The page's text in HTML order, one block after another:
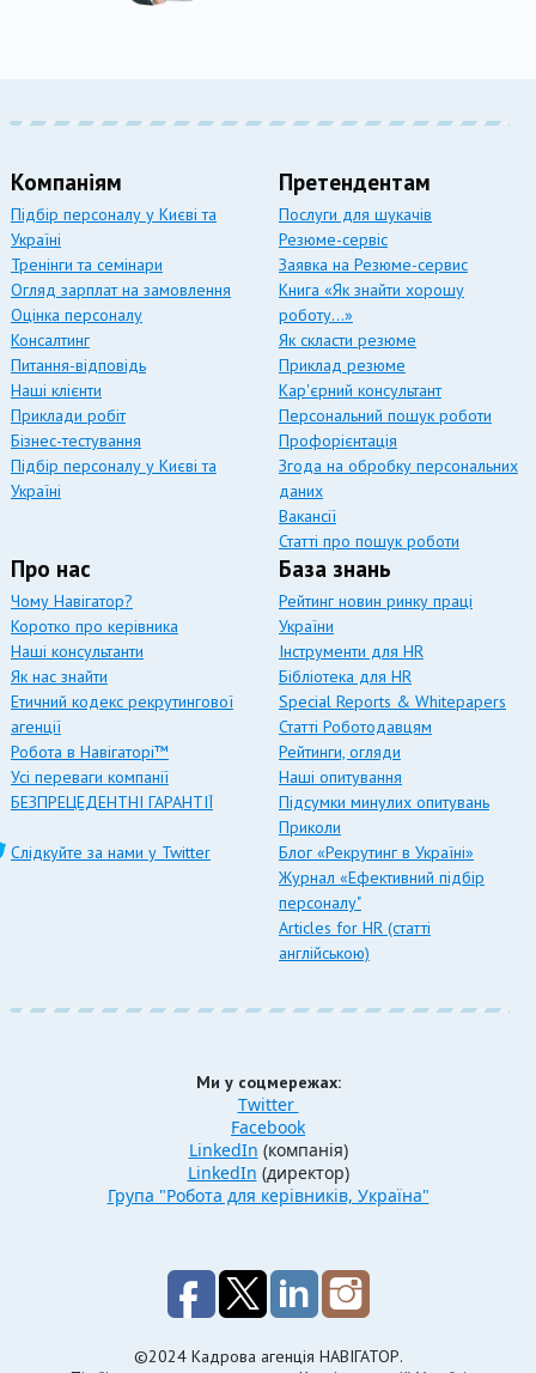
Компаніям
Підбір персоналу у Києві та
Україні
Тренінги та семінари
Огляд зарплат на замовлення
Оцінка персоналу
Консалтинг
Питання-відповідь
Наші клієнти
Приклади робіт
Бізнес-тестування
Підбір персоналу у Києві та
Україні
Претендентам
Послуги для шукачів
Резюме-сервіс
Заявка на Резюме-сервис
Книга «Як знайти хорошу
роботу…»
Як скласти резюме
Приклад резюме
Кар'єрний консультант
Персональний пошук роботи
Профорієнтація
Згода на обробку персональних
даних
Вакансії
Статті про пошук роботи
Про нас
Чому Навігатор?
Коротко про керівника
Наші консультанти
Як нас знайти
Етичний кодекс рекрутингової
агенції
Робота в Навігаторі™
Усі переваги компанії
БЕЗПРЕЦЕДЕНТНІ ГАРАНТІЇ
Слідкуйте за нами у Twitter
База знань
Рейтинг новин ринку праці
України
Інструменти для HR
Бібліотека для HR
Special Reports & Whitepapers
Статті Роботодавцям
Рейтинги, огляди
Наші опитування
Підсумки минулих опитувань
Приколи
Блог «Рекрутинг в Україні»
Журнал «Ефективний підбір
персоналу"
Articles for HR (статті
англійською)
Ми у соцмережах:
Twitter
Facebook
LinkedIn (компанія)
LinkedIn (директор)
Група "Робота для керівників, Україна"
©2024 Кадрова агенція НАВІГАТОР.